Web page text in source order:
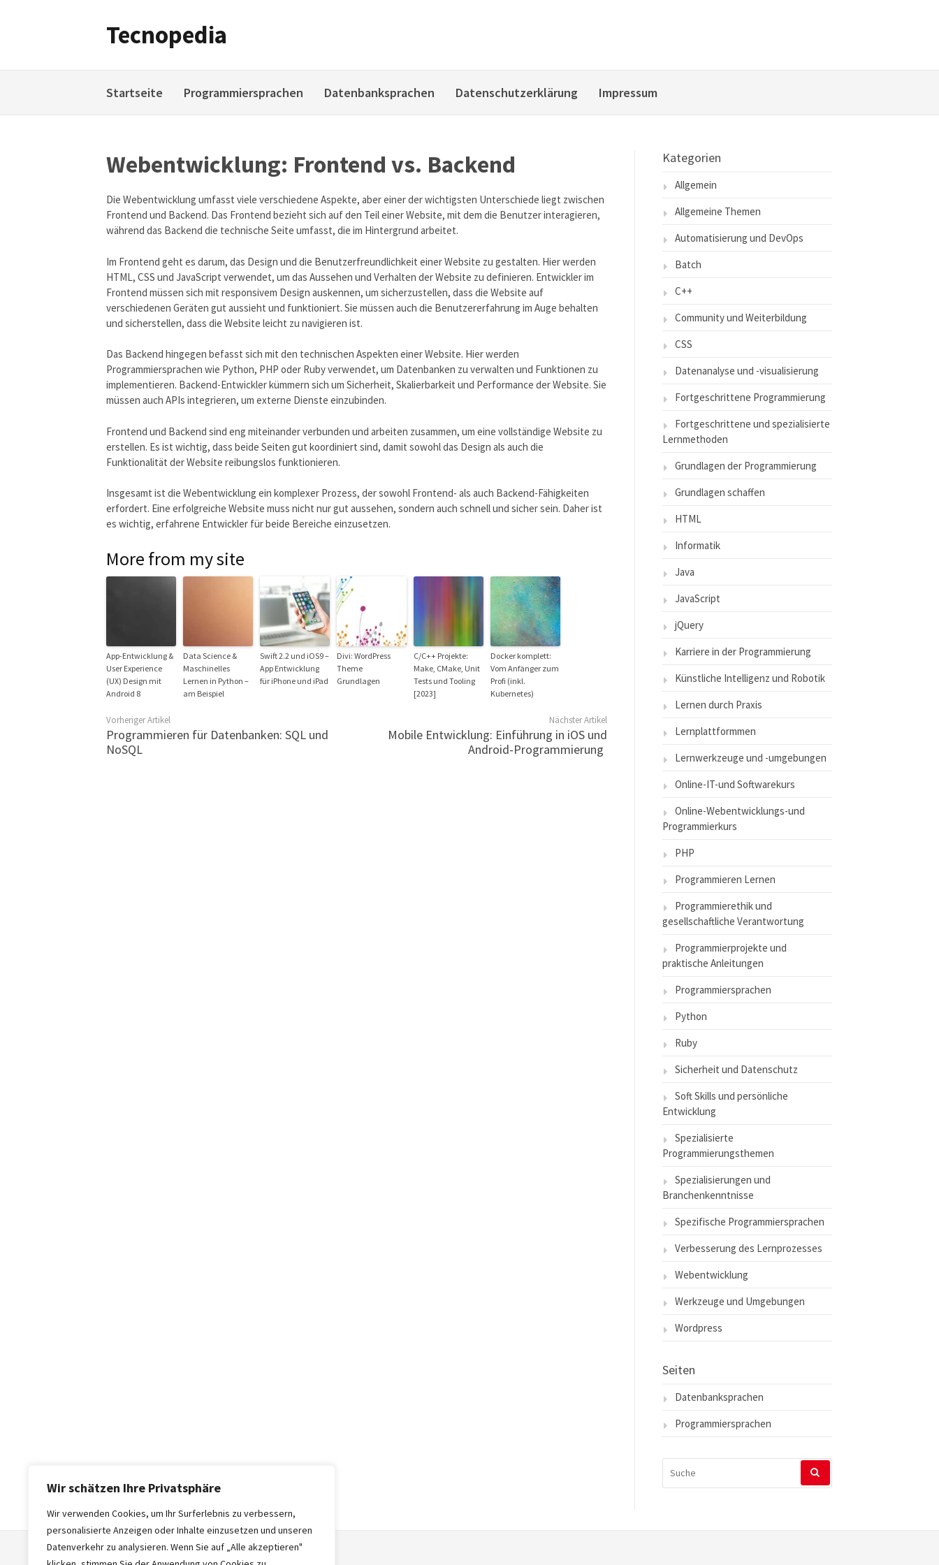
Wir schätzen Ihre Privatsphäre
Wir verwenden Cookies, um Ihr Surferlebnis zu verbessern,
personalisierte Anzeigen oder Inhalte einzusetzen und unseren
Datenverkehr zu analysieren. Wenn Sie auf „Alle akzeptieren"
Tecnopedia
Startseite Programmiersprachen Datenbanksprachen Datenschutzerklärung Impressum
Webentwicklung: Frontend vs. Backend
Die Webentwicklung umfasst viele verschiedene Aspekte, aber einer der wichtigsten Unterschiede liegt zwischen
Frontend und Backend. Das Frontend bezieht sich auf den Teil einer Website, mit dem die Benutzer interagieren,
während das Backend die technische Seite umfasst, die im Hintergrund arbeitet.
Im Frontend geht es darum, das Design und die Benutzerfreundlichkeit einer Website zu gestalten. Hier werden
HTML, CSS und JavaScript verwendet, um das Aussehen und Verhalten der Website zu definieren. Entwickler im
Frontend müssen sich mit responsivem Design auskennen, um sicherzustellen, dass die Website auf
verschiedenen Geräten gut aussieht und funktioniert. Sie müssen auch die Benutzererfahrung im Auge behalten
und sicherstellen, dass die Website leicht zu navigieren ist.
Das Backend hingegen befasst sich mit den technischen Aspekten einer Website. Hier werden
Programmiersprachen wie Python, PHP oder Ruby verwendet, um Datenbanken zu verwalten und Funktionen zu
implementieren. Backend-Entwickler kümmern sich um Sicherheit, Skalierbarkeit und Performance der Website. Sie
müssen auch APIs integrieren, um externe Dienste einzubinden.
Frontend und Backend sind eng miteinander verbunden und arbeiten zusammen, um eine vollständige Website zu
erstellen. Es ist wichtig, dass beide Seiten gut koordiniert sind, damit sowohl das Design als auch die
Funktionalität der Website reibungslos funktionieren.
Insgesamt ist die Webentwicklung ein komplexer Prozess, der sowohl Frontend- als auch Backend-Fähigkeiten
erfordert. Eine erfolgreiche Website muss nicht nur gut aussehen, sondern auch schnell und sicher sein. Daher ist
es wichtig, erfahrene Entwickler für beide Bereiche einzusetzen.
More from my site
App-Entwicklung &
User Experience
(UX) Design mit
Android 8
Data Science &
Maschinelles
Lernen in Python –
am Beispiel
Swift 2.2 und iOS9 –
App Entwicklung
für iPhone und iPad
Divi: WordPress
Theme
Grundlagen
C/C++ Projekte:
Make, CMake, Unit
Tests und Tooling
[2023]
Docker komplett:
Vom Anfänger zum
Profi (inkl.
Kubernetes)
Vorheriger Artikel
Programmieren für Datenbanken: SQL und
NoSQL
Nächster Artikel
Mobile Entwicklung: Einführung in iOS und
Android-Programmierung
Kategorien
Allgemein
Allgemeine Themen
Automatisierung und DevOps
Batch
C++
Community und Weiterbildung
CSS
Datenanalyse und -visualisierung
Fortgeschrittene Programmierung
Fortgeschrittene und spezialisierte
Lernmethoden
Grundlagen der Programmierung
Grundlagen schaffen
HTML
Informatik
Java
JavaScript
jQuery
Karriere in der Programmierung
Künstliche Intelligenz und Robotik
Lernen durch Praxis
Lernplattformmen
Lernwerkzeuge und -umgebungen
Online-IT-und Softwarekurs
Online-Webentwicklungs-und
Programmierkurs
PHP
Programmieren Lernen
Programmierethik und
gesellschaftliche Verantwortung
Programmierprojekte und
praktische Anleitungen
Programmiersprachen
Python
Ruby
Sicherheit und Datenschutz
Soft Skills und persönliche
Entwicklung
Spezialisierte
Programmierungsthemen
Spezialisierungen und
Branchenkenntnisse
Spezifische Programmiersprachen
Verbesserung des Lernprozesses
Webentwicklung
Werkzeuge und Umgebungen
Wordpress
Seiten
Datenbanksprachen
Programmiersprachen
NACH: